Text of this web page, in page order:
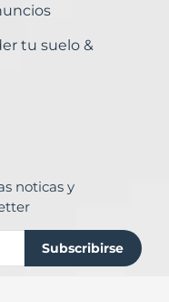
tu suelo &
noticas y
Subscribirse